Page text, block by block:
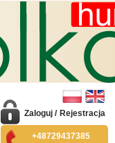
Zaloguj / Rejestracja
+48729437385